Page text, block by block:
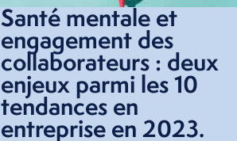
Santé mentale et
engagement des
collaborateurs : deux
enjeux parmi les 10
tendances en
entreprise en 2023.